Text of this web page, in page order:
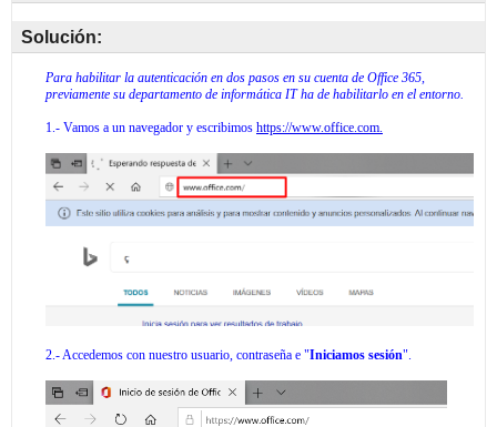
Solución: